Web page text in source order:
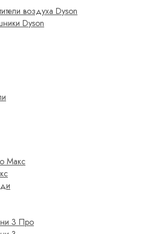
воздуха Dyson
Dyson
Макс
3 Про